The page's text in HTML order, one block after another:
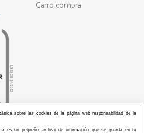
Carro compra
sobre las cookies de la página web responsabilidad de la
es un pequeño archivo de información que se guarda en tu